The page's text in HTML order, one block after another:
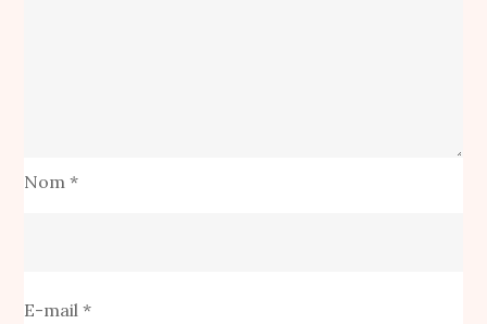
Nom*
E-mail*